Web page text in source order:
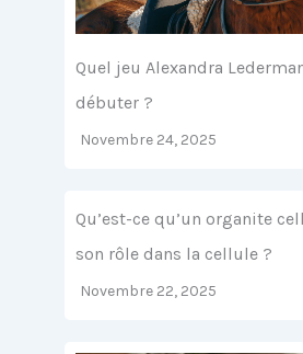
Quel jeu Alexandra
débuter ?
Novembre 24, 2025
Qu’est-ce qu’un organite
son rôle dans la cellule ?
Novembre 22, 2025